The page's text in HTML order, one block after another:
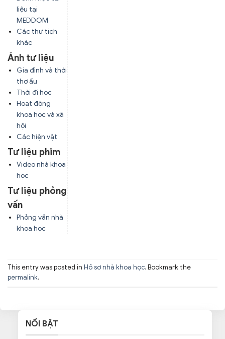
liệu tại
MEDDOM
Các thư tịch
khác
Ảnh tư liệu
Gia đình và thời
thơ ấu
Thời đi học
Hoạt động
khoa học và xã
hội
Các hiện vật
Tư liệu phim
Video nhà khoa
học
Tư liệu phỏng
vấn
Phỏng vấn nhà
khoa học
This entry was posted in Hồ sơ nhà khoa học. Bookmark the
permalink.
NỔI BẬT